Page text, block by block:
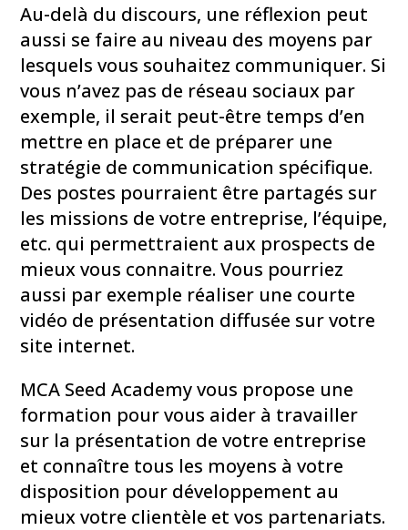
Au-delà du discours, une réflexion peut
aussi se faire au niveau des moyens par
lesquels vous souhaitez communiquer. Si
vous n’avez pas de réseau sociaux par
exemple, il serait peut-être temps d’en
mettre en place et de préparer une
stratégie de communication spécifique.
Des postes pourraient être partagés sur
les missions de votre entreprise, l’équipe,
etc. qui permettraient aux prospects de
mieux vous connaitre. Vous pourriez
aussi par exemple réaliser une courte
vidéo de présentation diffusée sur votre
site internet.
MCA Seed Academy vous propose une
formation pour vous aider à travailler
sur la présentation de votre entreprise
et connaître tous les moyens à votre
disposition pour développement au
mieux votre clientèle et vos partenariats.